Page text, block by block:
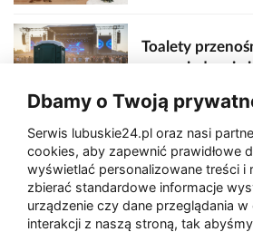
Toalety
sceny, jedzenia
Zaatakował
Akcja po
Dbamy o Twoją
Serwis lubuskie24.pl oraz nasi
cookies, aby zapewnić prawidłowe
wyświetlać personalizowane treści i
zbierać standardowe informacje
urządzenie czy dane przeglądania w
interakcji z naszą stroną, tak